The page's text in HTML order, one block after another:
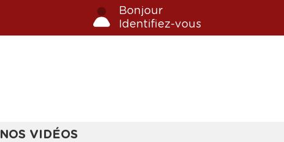
Bonjour
Identifiez-vous
NOS VIDÉOS